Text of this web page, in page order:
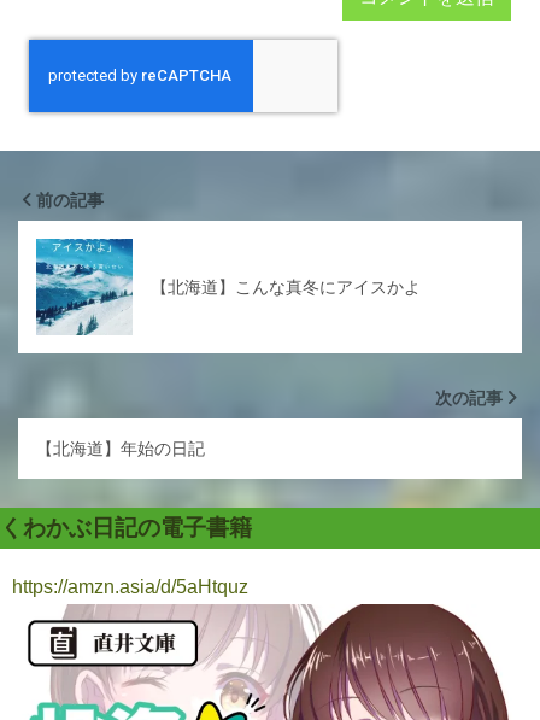
前の記事
【北海道】こんな真冬にアイスかよ
次の記事
【北海道】年始の日記
くわかぶ日記の電子書籍
https://amzn.asia/d/5aHtquz